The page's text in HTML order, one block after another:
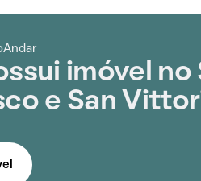
imóvel no
e San